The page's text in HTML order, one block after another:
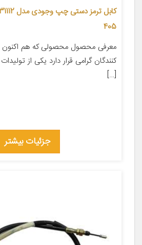
405
معرفی محصول محصولی که هم اکنون
کنندگان گرامی قرار دارد یکی از
[…]
جزئیات بیشتر